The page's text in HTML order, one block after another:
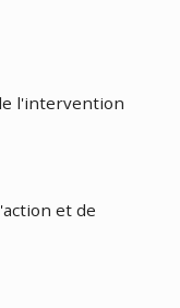
l'intervention
et de